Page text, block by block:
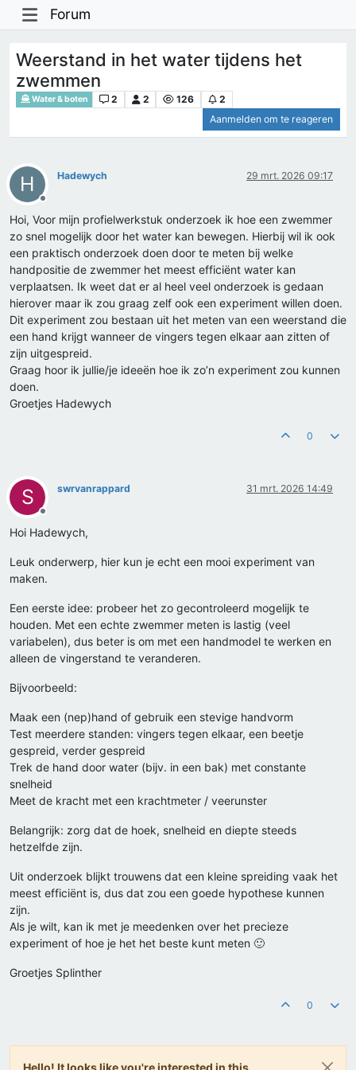
Forum
Weerstand in het water tijdens het
zwemmen
Water & boten 2 2 126
2
Aanmelden om te reageren
H
Offline
Hadewych 29 mrt. 2026 09:17
Hoi, Voor mijn profielwerkstuk onderzoek ik hoe een zwemmer
zo snel mogelijk door het water kan bewegen. Hierbij wil ik ook
een praktisch onderzoek doen door te meten bij welke
handpositie de zwemmer het meest efficiënt water kan
verplaatsen. Ik weet dat er al heel veel onderzoek is gedaan
hierover maar ik zou graag zelf ook een experiment willen doen.
Dit experiment zou bestaan uit het meten van een weerstand die
een hand krijgt wanneer de vingers tegen elkaar aan zitten of
zijn uitgespreid.
Graag hoor ik jullie/je ideeën hoe ik zo’n experiment zou kunnen
doen.
Groetjes Hadewych
0
S
Offline
swrvanrappard 31 mrt. 2026 14:49
Hoi Hadewych,
Leuk onderwerp, hier kun je echt een mooi experiment van
maken.
Een eerste idee: probeer het zo gecontroleerd mogelijk te
houden. Met een echte zwemmer meten is lastig (veel
variabelen), dus beter is om met een handmodel te werken en
alleen de vingerstand te veranderen.
Bijvoorbeeld:
Maak een (nep)hand of gebruik een stevige handvorm
Test meerdere standen: vingers tegen elkaar, een beetje
gespreid, verder gespreid
Trek de hand door water (bijv. in een bak) met constante
snelheid
Meet de kracht met een krachtmeter / veerunster
Belangrijk: zorg dat de hoek, snelheid en diepte steeds
hetzelfde zijn.
Uit onderzoek blijkt trouwens dat een kleine spreiding vaak het
meest efficiënt is, dus dat zou een goede hypothese kunnen
zijn.
Als je wilt, kan ik met je meedenken over het precieze
experiment of hoe je het het beste kunt meten 🙂
Groetjes Splinther
0